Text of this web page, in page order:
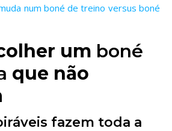
num boné de treino versus boné
um boné
que não
fazem toda a